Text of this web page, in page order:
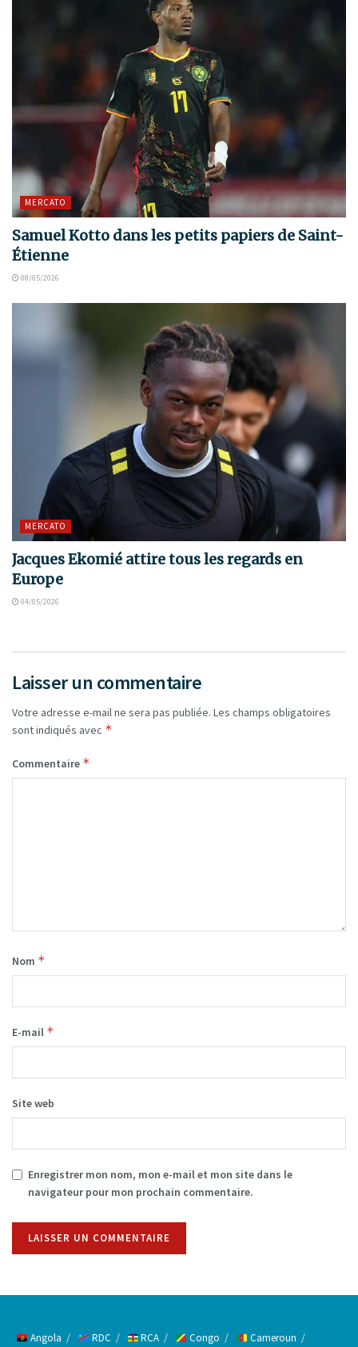
MERCATO
Samuel Kotto dans les petits papiers de Saint-
Étienne
08/05/2026
MERCATO
Jacques Ekomié attire tous les regards en
Europe
04/05/2026
Laisser un commentaire
Votre adresse e-mail ne sera pas publiée. Les champs obligatoires
sont indiqués avec *
Commentaire *
Nom *
E-mail *
Site web
Enregistrer mon nom, mon e-mail et mon site dans le
navigateur pour mon prochain commentaire.
Angola RDC RCA Congo Cameroun